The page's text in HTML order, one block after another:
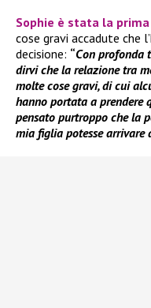
Sophie è stata la
cose gravi accadute che
decisione: “Con profonda
dirvi che la relazione tra
molte cose gravi, di cui
hanno portata a prendere
pensato purtroppo che la
mia figlia potesse arrivare